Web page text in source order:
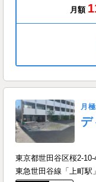
月額
月
デ
東京都世田谷区桜2-10-
東急世田谷線「上町駅